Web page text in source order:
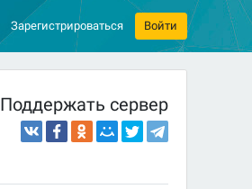
Зарегистрироваться Войти
Поддержать сервер